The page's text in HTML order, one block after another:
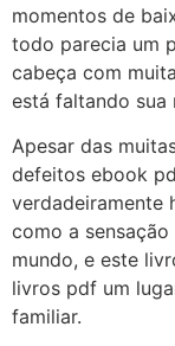
momentos de
todo parecia um
cabeça com
está faltando sua
Apesar das
defeitos ebook
verdadeiramente
como a
mundo, e este
livros pdf um
familiar.